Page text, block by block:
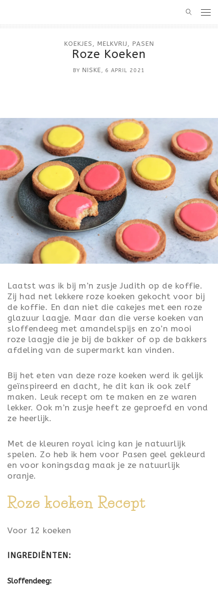
TAART
GEBAK
KOEKJES
MUFFINS
HARTIG
ONTBIJT
LUNCH
FEEST
VALENTIJN
KONINGSDAG
SINTERKLAAS
KERST
GLUTENVRIJ
SUIKERVRIJ
KOEKJES , MELKVRIJ , PASEN
Roze Koeken
BY NISKE, 6 APRIL 2021
Laatst was ik bij m’n zusje Judith op de koffie.
Zij had net lekkere roze koeken gekocht voor bij
de koffie. En dan niet die cakejes met een roze
glazuur laagje. Maar dan die verse koeken van
sloffendeeg met amandelspijs en zo’n mooi
roze laagje die je bij de bakker of op de bakkers
afdeling van de supermarkt kan vinden.
Bij het eten van deze roze koeken werd ik gelijk
geïnspireerd en dacht, he dit kan ik ook zelf
maken. Leuk recept om te maken en ze waren
lekker. Ook m’n zusje heeft ze geproefd en vond
ze heerlijk.
Met de kleuren royal icing kan je natuurlijk
spelen. Zo heb ik hem voor Pasen geel gekleurd
en voor koningsdag maak je ze natuurlijk
oranje.
Roze koeken Recept
Voor 12 koeken
INGREDIËNTEN:
Sloffendeeg: